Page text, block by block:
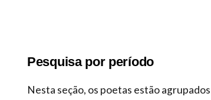
Pesquisa por período
Nesta seção, os poetas estão